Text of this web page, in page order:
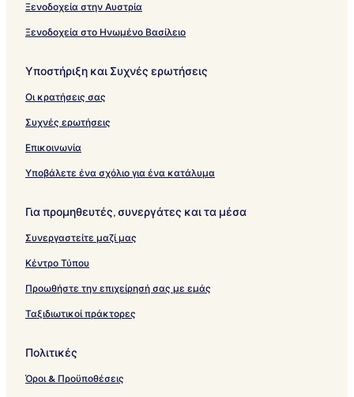
Ξενοδοχεία στην Αυστρία
Ξενοδοχεία στο Ηνωμένο Βασίλειο
Υποστήριξη και Συχνές ερωτήσεις
Οι κρατήσεις σας
Συχνές ερωτήσεις
Επικοινωνία
Υποβάλετε ένα σχόλιο για ένα κατάλυμα
Για προμηθευτές, συνεργάτες και τα μέσα
Συνεργαστείτε μαζί μας
Κέντρο Τύπου
Προωθήστε την επιχείρησή σας με εμάς
Ταξιδιωτικοί πράκτορες
Πολιτικές
Όροι & Προϋποθέσεις